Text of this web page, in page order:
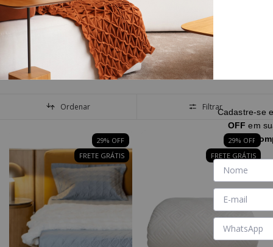
Seleção de Ofertas
Início Seleção de Ofertas
Seleção de Ofertas Cazachic com até 30% OFF, toda semana de junho ofertas
diferentes.
Ordenar Filtrar
29% OFF
FRETE GRÁTIS
29% OFF
FRETE GRÁTIS
Cadastre-se
OFF em